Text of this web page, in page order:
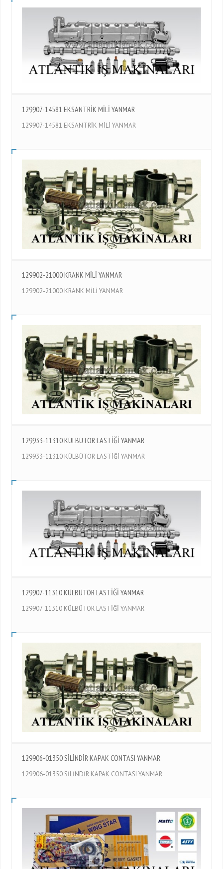
129907-14581 EKSANTRİK MİLİ YANMAR
129907-14581 EKSANTRİK MİLİ YANMAR
129902-21000 KRANK MİLİ YANMAR
129902-21000 KRANK MİLİ YANMAR
129933-11310 KÜLBÜTÖR LASTİĞİ YANMAR
129933-11310 KÜLBÜTÖR LASTİĞİ YANMAR
129907-11310 KÜLBÜTÖR LASTİĞİ YANMAR
129907-11310 KÜLBÜTÖR LASTİĞİ YANMAR
129906-01350 SİLİNDİR KAPAK CONTASI YANMAR
129906-01350 SİLİNDİR KAPAK CONTASI YANMAR